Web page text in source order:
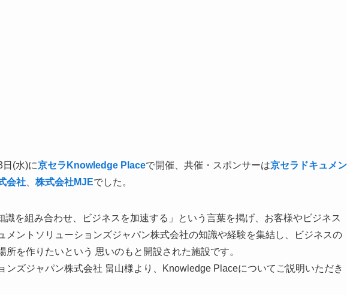
(水)に京セラKnowledge Placeで開催、共催・スポンサーは京セラドキュメン
会社
株式会社MJEでした。
を組み合わせ、ビジネスを加速する」という言葉を掲げ、お客様やビジネス
メントソリューションズジャパン株式会社の知識や経験を集結し、ビジネスの
を作りたいという 思いのもと開設された施設です。
ンズジャパン株式会社 畠山様より、Knowledge Placeについてご説明いただき